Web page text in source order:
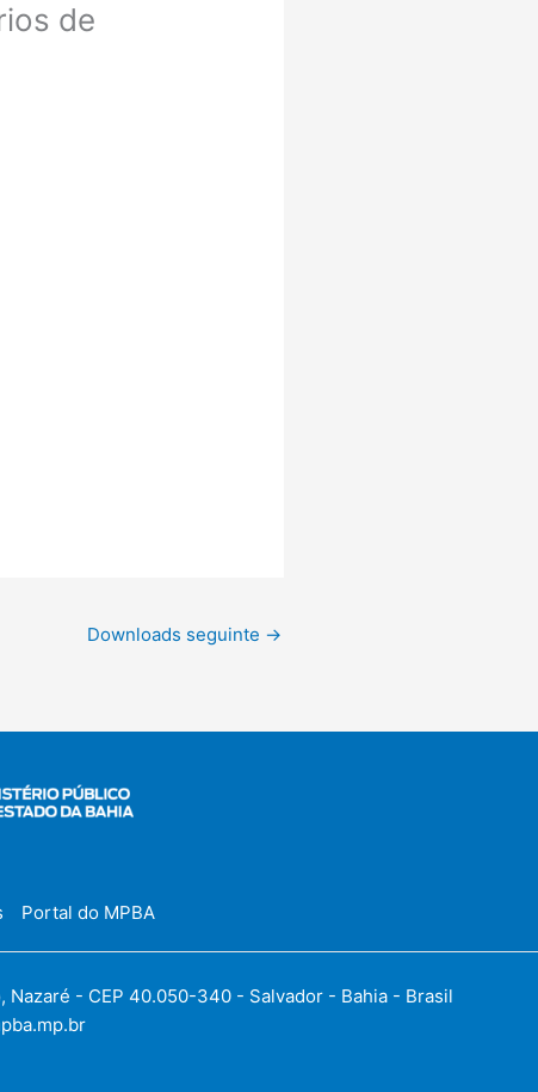
de
Downloads seguinte →
Portal do MPBA
- CEP 40.050-340 - Salvador - Bahia - Brasil